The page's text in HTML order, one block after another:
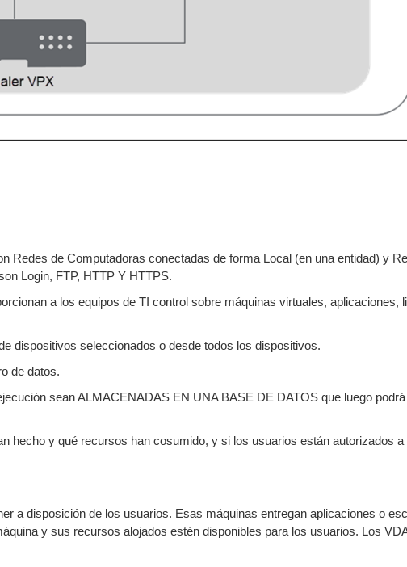
de Computadoras conectadas de forma Local (en una entidad) y
Login, FTP, HTTP Y HTTPS.
a los equipos de TI control sobre máquinas virtuales, aplicaciones,
dispositivos seleccionados o desde todos los dispositivos.
de datos.
sean ALMACENADAS EN UNA BASE DE DATOS que luego
hecho y qué recursos han cosumido, y si los usuarios están autorizados
a disposición de los usuarios. Esas máquinas entregan aplicaciones o
y sus recursos alojados estén disponibles para los usuarios. Los